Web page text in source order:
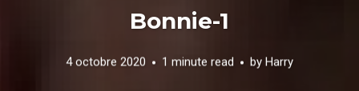
Bonnie-1
4 octobre 2020 1 minute read by Harry